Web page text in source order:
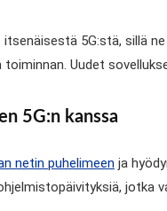
5G:stä, sillä
Uudet
5G:n kanssa
netin puhelimeen ja
jotka